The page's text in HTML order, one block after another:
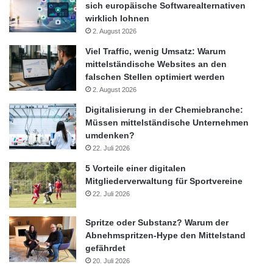
Diskussionen um Reichweite und Ladeinfrastruktur für E-
Autos (Bedeutungsgrad: 1,9)
Diskussion um Verbrennungsmotoren (2,4)
(Drohende)
Fahrverbote(2,4)
Trend zur E-Mobilität (2,5)
Gesetzliche Vorgaben insbesondere zu Emissionen (2,5)
Verlorenes Vertrauen in die Automobilhersteller (3,0)
Verunsicherung der Verbraucher beim Neuwagenkauf (3,1)
Verlorenes Vertrauen in die
Unsicherheit bei eventuellen Hardware-Nachrüstungen
(3,6)
Quelle: BWA Report „Automobilbranche im Umbruch 2020“
Automobilbranche
sich europäische Softwarealternativen
wirklich lohnen
2. August 2026
Viel Traffic, wenig Umsatz: Warum
mittelständische Websites an den
falschen Stellen optimiert werden
2. August 2026
Digitalisierung in der Chemiebranche:
Müssen mittelständische Unternehmen
umdenken?
22. Juli 2026
5 Vorteile einer digitalen
Mitgliederverwaltung für Sportvereine
22. Juli 2026
Spritze oder Substanz? Warum der
Abnehmspritzen-Hype den Mittelstand
gefährdet
20. Juli 2026